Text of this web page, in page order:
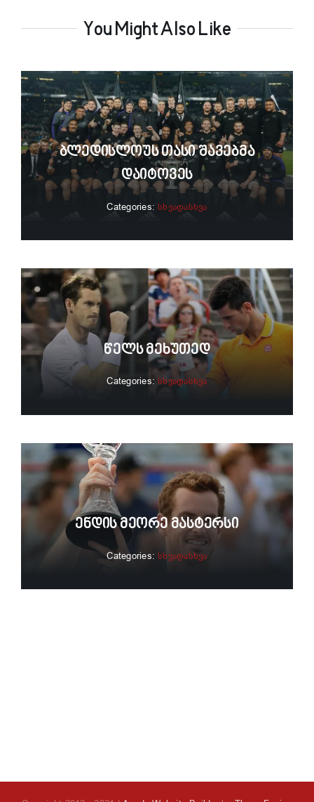
You Might Also Like
Ბლედისლოუს Თასი Შავებმა
Დაიტოვეს
Categories:სხვადასხვა
Წელს Მეხუთედ
Categories:სხვადასხვა
Ენდის Მეორე Მასტერსი
Categories:სხვადასხვა